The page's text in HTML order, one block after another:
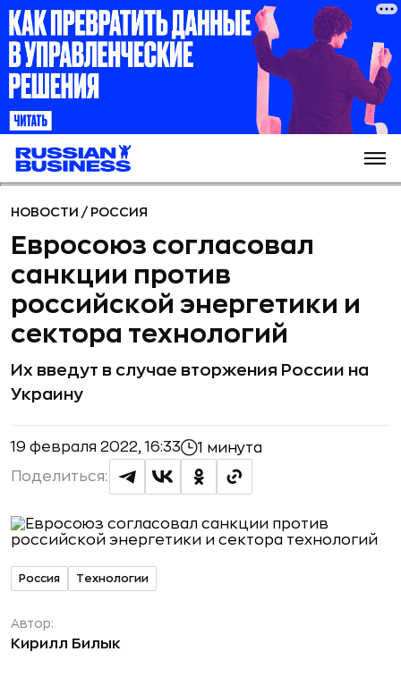
НОВОСТИ / РОССИЯ
Евросоюз согласовал
санкции против
российской энергетики и
сектора технологий
Их введут в случае вторжения России на
Украину
19 февраля 2022, 16:33 1 минута
Поделиться:
Россия Технологии
Автор:
Кирилл Билык